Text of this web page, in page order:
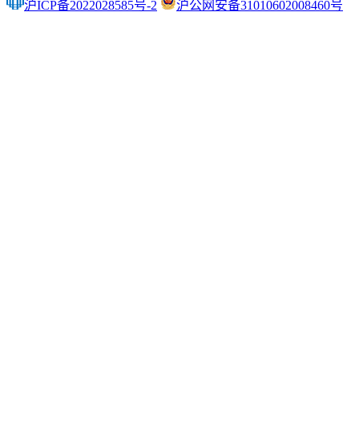
沪ICP备2022028585号-2
沪公网安备31010602008460号